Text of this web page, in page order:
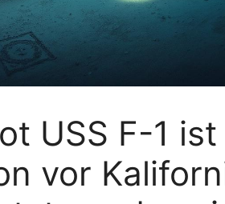
USS F-1 ist
vor